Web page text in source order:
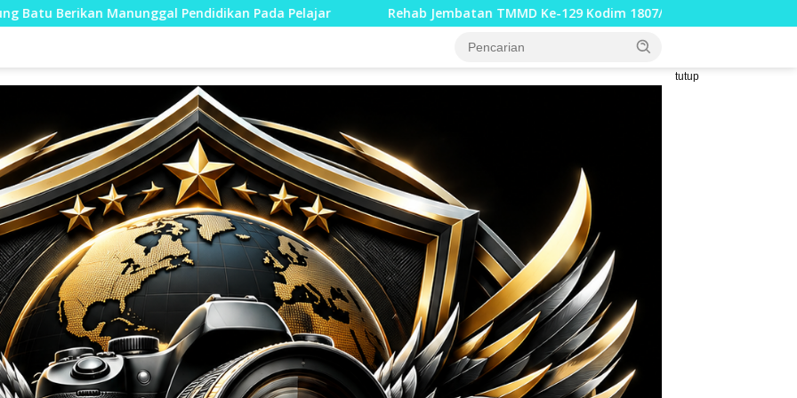
Pada Pelajar Rehab Jembatan TMMD Ke-129 Kodim 1807/Sorong Selatan Hampir Rampung, Perkuat Akses
tutup